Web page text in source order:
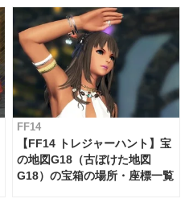
FF14
【FF14 トレジャーハント】宝
の地図G18（古ぼけた地図
G18）の宝箱の場所・座標一覧